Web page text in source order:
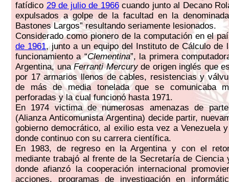
fatídico 29 de julio de 1966cuando junto al Decano
expulsados a golpe de la facultad en la
Bastones Largos” resultando seriamente lesionados.
Considerado como pionero de la computación en el
de 1961, junto a un equipo del Instituto de Cálculo de
funcionamiento a “Clementina”, la primera
Argentina, unaFerranti Mercuryde origen inglés que
por 17 armarios llenos de cables, resistencias y
de más de media tonelada que se comunicaba
perforadas y la cual funcionó hasta 1971.
En 1974 victima de numerosas amenazas de
(Alianza Anticomunista Argentina) decide partir,
gobierno democrático, al exilio esta vez a Venezuela
donde continuo con su carrera científica.
En 1983, de regreso en la Argentina y con el
mediante trabajó al frente de la Secretaría de Ciencia
donde afianzó la cooperación internacional
acciones, programas de investigación en